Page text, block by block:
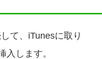
て、iTunesに取り
入します。